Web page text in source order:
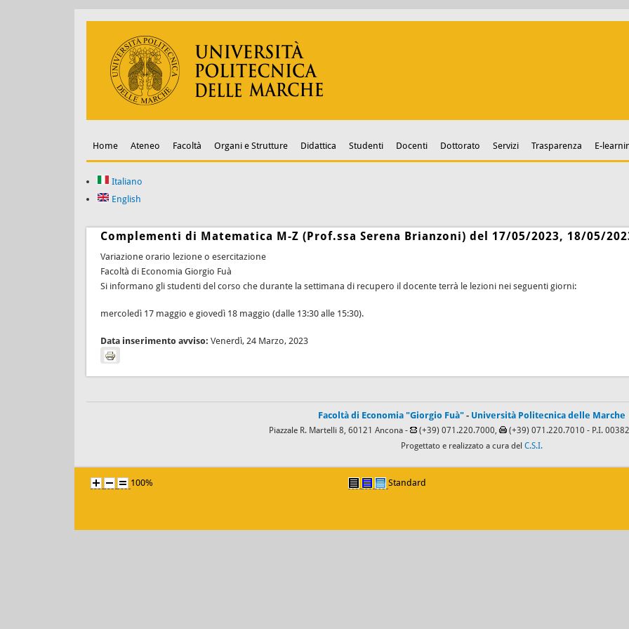
Home Ateneo Facoltà Organi e Strutture Didattica Studenti Docenti Dottorato Servizi Trasparenza E-
Italiano
English
Complementi di Matematica M-Z (Prof.ssa Serena Brianzoni) del 17/05/2023, 18/05/
Variazione orario lezione o esercitazione
Facoltà di Economia Giorgio Fuà
Si informano gli studenti del corso che durante la settimana di recupero il docente terrà le lezioni nei seguenti giorni:
mercoledì 17 maggio e giovedì 18 maggio (dalle 13:30 alle 15:30).
Data inserimento avviso: Venerdì, 24 Marzo, 2023
Facoltà di Economia "Giorgio Fuà" - Università Politecnica delle Marche
Piazzale R. Martelli 8, 60121 Ancona - (+39) 071.220.7000, (+39) 071.220.7010 - P.I.
Progettato e realizzato a cura del C.S.I.
100% Standard